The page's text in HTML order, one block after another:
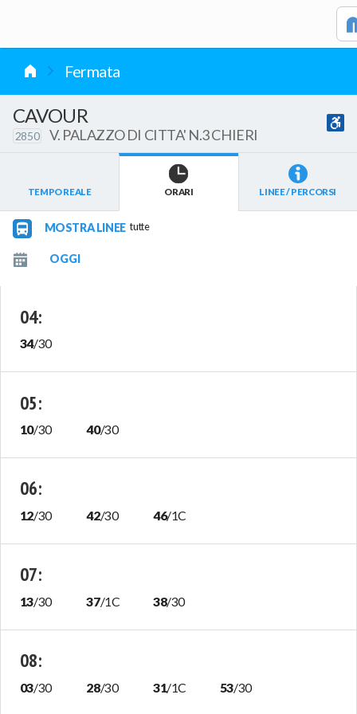
Fermata
CAVOUR
2850 V. PALAZZO DI CITTA' N.3 CHIERI
TEMPO REALE ORARI LINEE / PERCORSI
MOSTRA LINEE tutte
04:
34/30
05:
10/30 40/30
06:
12/30 42/30 46/1C
07:
13/30 37/1C 38/30
08:
03/30 28/30 31/1C 53/30